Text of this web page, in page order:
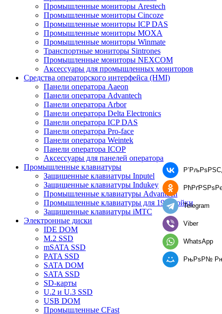
Промышленные мониторы Arestech
Промышленные мониторы Cincoze
Промышленные мониторы ICP DAS
Промышленные мониторы MOXA
Промышленные мониторы Winmate
Транспортные мониторы Sintrones
Промышленные мониторы NEXCOM
Аксессуары для промышленных мониторов
Средства операторского интерфейса (HMI)
Панели оператора Aaeon
Панели оператора Advantech
Панели оператора Arbor
Панели оператора Delta Electronics
Панели оператора ICP DAS
Панели оператора Pro-face
Панели оператора Weintek
Панели оператора ICOP
Аксессуары для панелей оператора
Промышленные клавиатуры
Защищенные клавиатуры Inputel
Защищенные клавиатуры Indukey
Промышленные клавиатуры Advantech
Промышленные клавиатуры для 19'' стойки
Защищенные клавиатуры iMTC
Электронные диски
IDE DOM
M.2 SSD
mSATA SSD
PATA SSD
SATA DOM
SATA SSD
SD-карты
U.2 и U.3 SSD
USB DOM
Промышленные CFast
Telegram
Viber
WhatsApp
РњРѕР№